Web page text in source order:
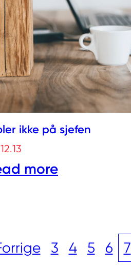
ikke på sjefen
more
3 4 5 6 7